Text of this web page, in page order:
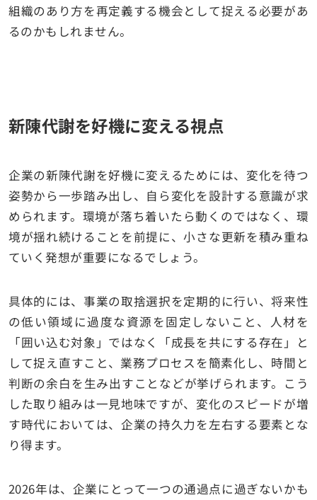
組織のあり方を再定義する機会として捉える必要があ
るのかもしれません。
新陳代謝を好機に変える視点
企業の新陳代謝を好機に変えるためには、変化を待つ
姿勢から一歩踏み出し、自ら変化を設計する意識が求
められます。環境が落ち着いたら動くのではなく、環
境が揺れ続けることを前提に、小さな更新を積み重ね
ていく発想が重要になるでしょう。
具体的には、事業の取捨選択を定期的に行い、将来性
の低い領域に過度な資源を固定しないこと、人材を
「囲い込む対象」ではなく「成長を共にする存在」と
して捉え直すこと、業務プロセスを簡素化し、時間と
判断の余白を生み出すことなどが挙げられます。こう
した取り組みは一見地味ですが、変化のスピードが増
す時代においては、企業の持久力を左右する要素とな
り得ます。
2026年は、企業にとって一つの通過点に過ぎないかも